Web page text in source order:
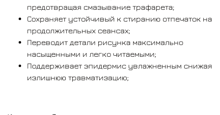
Во время нанесения на кожу STENCIL отдельные
компоненты геля встраиваются в поверхность
липидного матрикса, без вымывания или замещения
оставшихся жирных кислот.
Пространство между пластинками рогового слоя
увеличивается, через него легко проникают частицы
предотвращая смазывание трафарета;
Сохраняет устойчивый к стиранию отпечаток на
продолжительных сеансах;
Переводит детали рисунка максимально
насыщенными и легко читаемыми;
Поддерживает эпидермис увлажненным снижая
излишнюю травматизацию;